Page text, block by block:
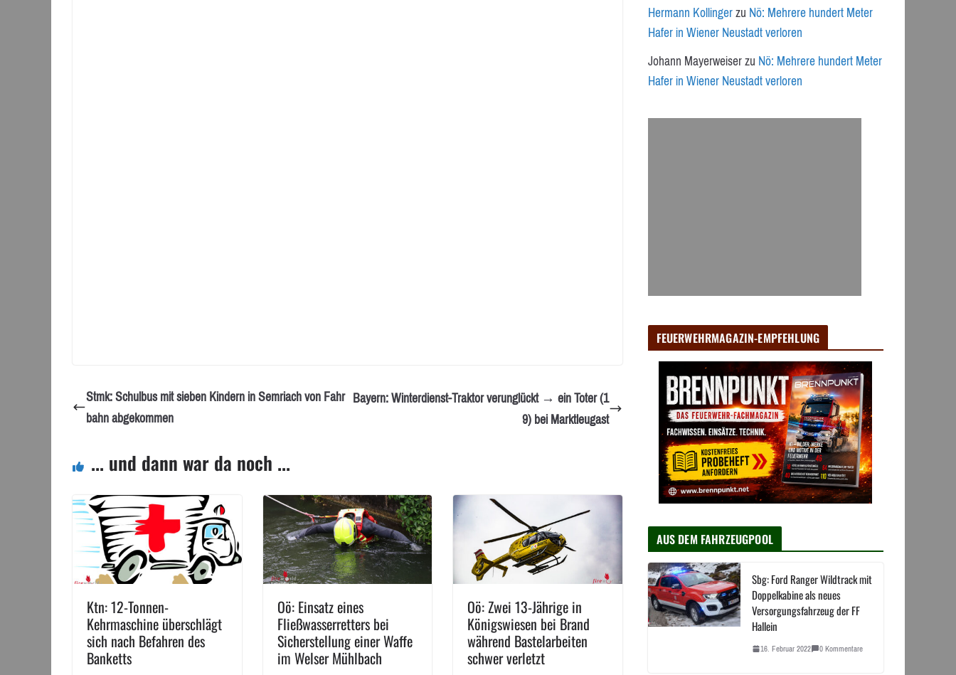
Stmk: Schulbus mit sieben Kindern in Semriach von Fahr
bahn abgekommen
Bayern: Winterdienst-Traktor verunglückt → ein Toter (1
9) bei Marktleugast
... und dann war da noch ...
Ktn: 12-Tonnen-
Kehrmaschine überschlägt
sich nach Befahren des
Banketts
Oö: Einsatz eines
Fließwasserretters bei
Sicherstellung einer Waffe
im Welser Mühlbach
Oö: Zwei 13-Jährige in
Königswiesen bei Brand
während Bastelarbeiten
schwer verletzt
Hermann KollingerzuNö: Mehrere hundert Meter
Hafer in Wiener Neustadt verloren
Johann MayerweiserzuNö: Mehrere hundert Meter
Hafer in Wiener Neustadt verloren
FEUERWEHRMAGAZIN-EMPFEHLUNG
AUS DEM FAHRZEUGPOOL
Sbg: Ford Ranger Wildtrack mit
Doppelkabine als neues
Versorgungsfahrzeug der FF
Hallein
16. Februar 2022 0 Kommentare